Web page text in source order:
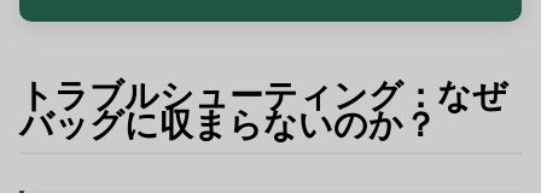
トラブルシューティング：なぜ
バッグに収まらないのか？